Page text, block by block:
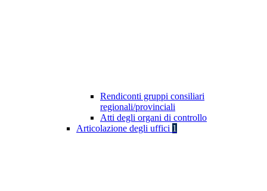
Rendiconti gruppi consiliari
regionali/provinciali
Atti degli organi di controllo
Articolazione degli uffici 1